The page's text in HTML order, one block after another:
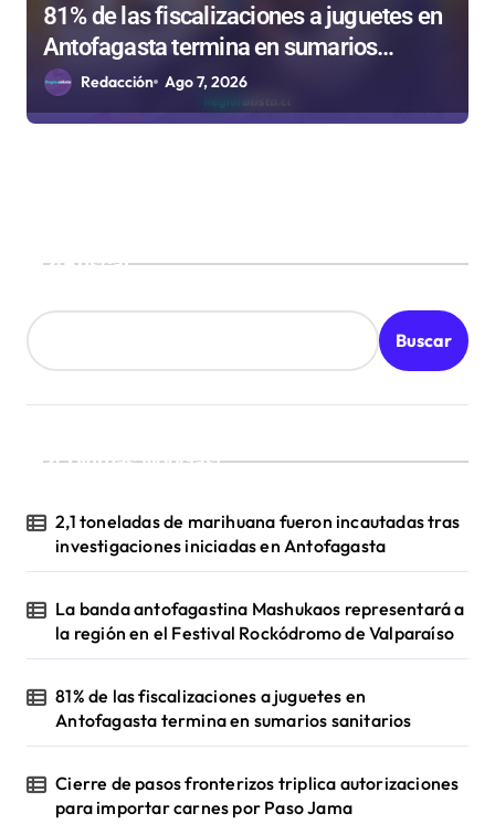
81% de las fiscalizaciones a juguetes en
Antofagasta termina en sumarios
sanitarios
Redacción Ago 7, 2026
Buscar
Buscar
¡Ultimas Noticias!
2,1 toneladas de marihuana fueron incautadas tras
investigaciones iniciadas en Antofagasta
La banda antofagastina Mashukaos representará a
la región en el Festival Rockódromo de Valparaíso
81% de las fiscalizaciones a juguetes en
Antofagasta termina en sumarios sanitarios
Cierre de pasos fronterizos triplica autorizaciones
para importar carnes por Paso Jama